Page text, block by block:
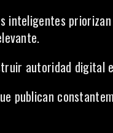
inteligentes
autoridad digital
publican